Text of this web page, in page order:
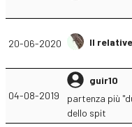
20-06-2020 Il relative
04-08-2019
guir10
partenza più
dello spit